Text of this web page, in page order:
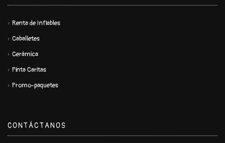
Renta de Inflables
Caballetes
Cerámica
Pinta Caritas
Promo-paquetes
CONTÁCTANOS